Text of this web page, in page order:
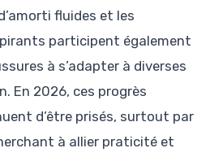
fluides et les
participent également
à s’adapter à diverses
En 2026, ces progrès
d’être prisés, surtout par
à allier praticité et